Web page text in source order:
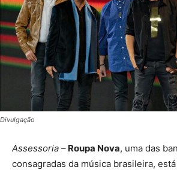
Divulgação
Assessoria – Roupa Nova, uma das
consagradas da música brasileira,